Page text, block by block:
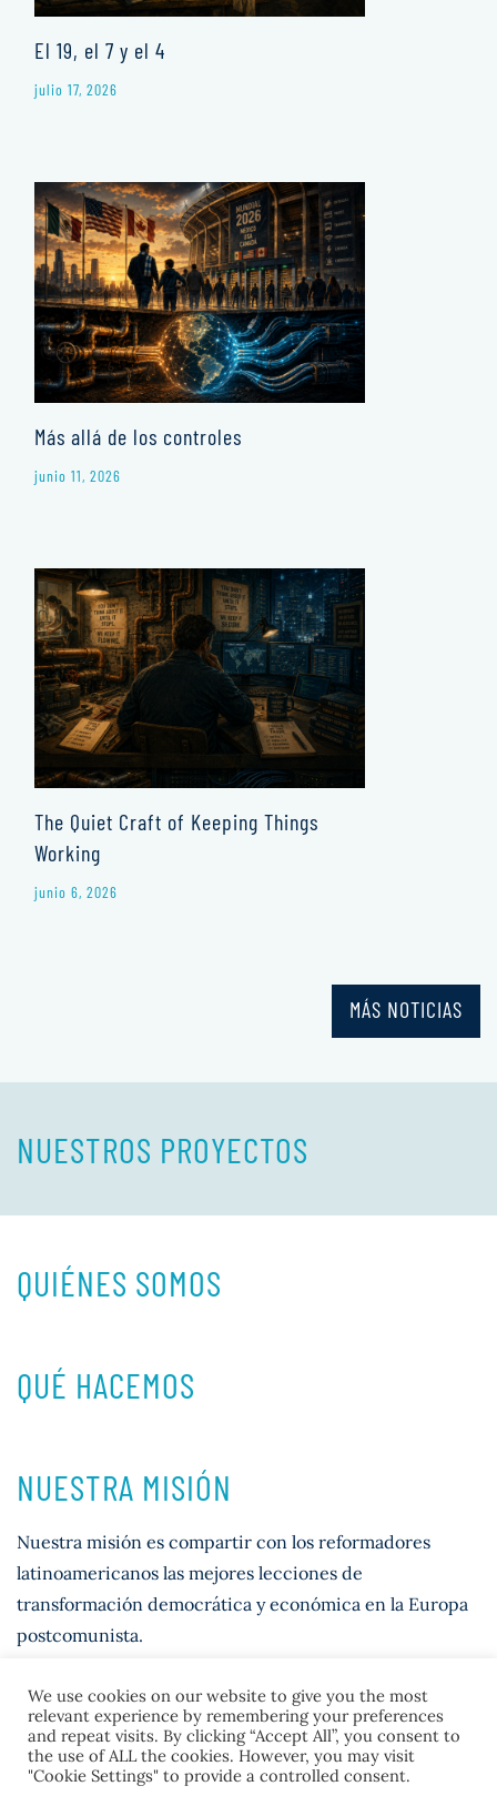
El 19, el 7 y el 4
julio 17, 2026
Más allá de los controles
junio 11, 2026
The Quiet Craft of Keeping Things
Working
junio 6, 2026
MÁS NOTICIAS
NUESTROS PROYECTOS
QUIÉNES SOMOS
QUÉ HACEMOS
NUESTRA MISIÓN
Nuestra misión es compartir con los reformadores
latinoamericanos las mejores lecciones de
transformación democrática y económica en la Europa
postcomunista.
We use cookies on our website to give you the most
relevant experience by remembering your preferences
and repeat visits. By clicking “Accept All”, you consent to
the use of ALL the cookies. However, you may visit
"Cookie Settings" to provide a controlled consent.